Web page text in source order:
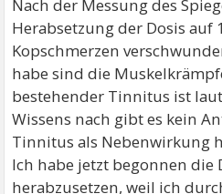
Nach der Messung des
Herabsetzung der Dosis auf
Kopschmerzen
habe sind die
bestehender Tinnitus ist
Wissens nach gibt es kein
Tinnitus als Nebenwirkung
Ich habe jetzt begonnen die
herabzusetzen, weil ich